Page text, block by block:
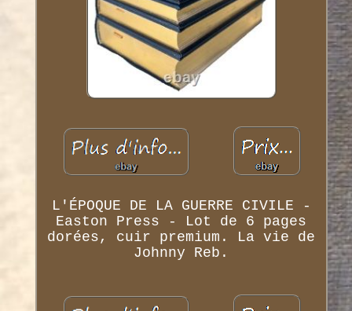
L'ÉPOQUE DE LA GUERRE CIVILE -
Easton Press - Lot de 6 pages
dorées, cuir premium. La vie de
Johnny Reb.